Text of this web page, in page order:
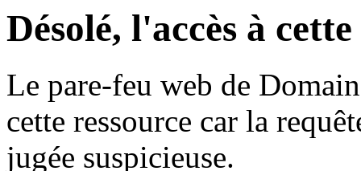
Désolé, l'accès à
Le pare-feu web de
cette ressource car la
jugée suspicieuse.